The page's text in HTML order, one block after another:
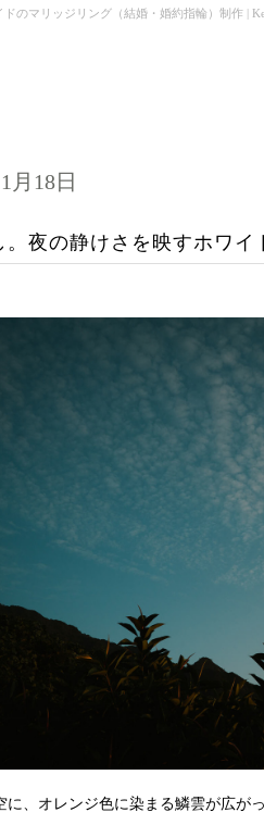
のマリッジリング（結婚・婚約指輪）制作 |
月18日
。夜の静けさを映すホワ
に、オレンジ色に染まる鱗雲が広がっ